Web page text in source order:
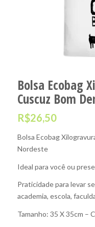
Bolsa Ecobag
Cuscuz Bom
R$26,50
Bolsa Ecobag
Nordeste
Ideal para você ou
Praticidade para levar
academia, escola,
Tamanho: 35 X 35cm –